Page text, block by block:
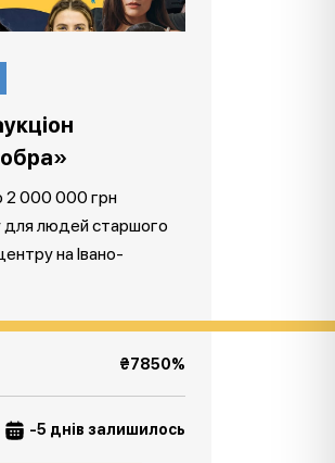
2 000 000 грн
для людей старшого
на Івано-
₴7850%
-5 днів залишилось